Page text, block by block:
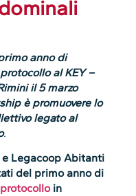
anno di
al KEY –
il 5 marzo
è promuovere lo
legato al
.
e Legacoop Abitanti
del primo anno di
protocollo in